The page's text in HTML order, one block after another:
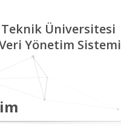
Üniversitesi
Yönetim Sistemi